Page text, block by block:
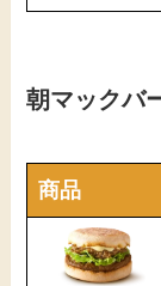
朝マックバ
商品